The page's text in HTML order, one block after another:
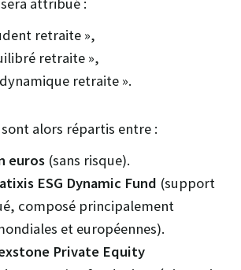
retraite »,
retraite »,
retraite ».
alors répartis entre :
euros (sans risque).
ESG Dynamic Fund (support
composé principalement
et européennes).
Private Equity